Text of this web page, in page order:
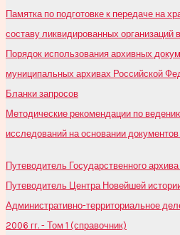
Памятка по подготовке к передаче на
составу ликвидированных
Порядок использования архивных
муниципальных архивах Российской
Бланки запросов
Методические рекомендации по
исследований на основании
Путеводитель Государственного
Путеводитель Центра Новейшей
Административно-территориальное
2006 гг. - Том 1 (справочник)